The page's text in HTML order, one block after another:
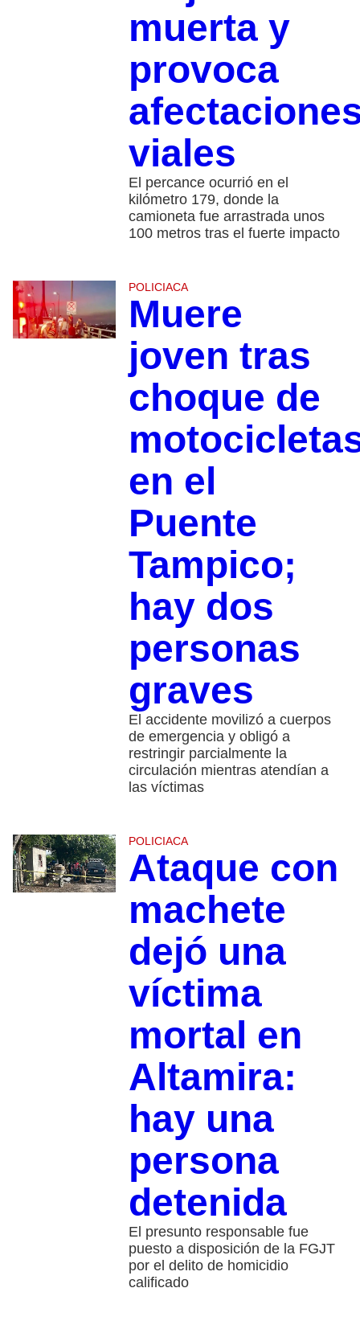
muerta y
provoca
viales
El percance ocurrió en el
kilómetro 179, donde la
camioneta fue arrastrada unos
100 metros tras el fuerte impacto
POLICIACA
Muere
joven tras
choque de
en el
Puente
Tampico;
hay dos
personas
graves
El accidente movilizó a cuerpos
de emergencia y obligó a
restringir parcialmente la
circulación mientras atendían a
las víctimas
POLICIACA
Ataque con
machete
dejó una
víctima
mortal en
Altamira:
hay una
persona
detenida
El presunto responsable fue
puesto a disposición de la FGJT
por el delito de homicidio
calificado